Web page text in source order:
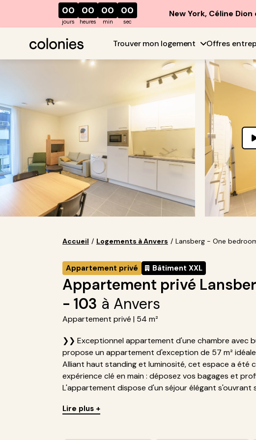
00
jours
00
heures
00
min
00
sec
New York, Céline Dion
Trouver mon logement Offres
Accueil / Logements à Anvers / Lansberg - One
Appartement privé Bâtiment XXL
Appartement privé
- 103 à Anvers
Appartement privé | 54 m²
❯❯ Exceptionnel appartement d'une chambre avec
propose un appartement d'exception de 57 m²
Alliant haut standing et luminosité, cet espace a été
expérience clé en main : déposez vos bagages et
L'appartement dispose d'un séjour élégant s'ouvrant
Lire plus +